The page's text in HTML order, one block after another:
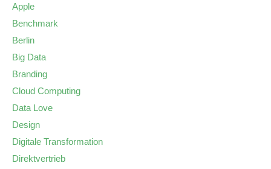
Apple
Benchmark
Berlin
Big Data
Branding
Cloud Computing
Data Love
Design
Digitale Transformation
Direktvertrieb